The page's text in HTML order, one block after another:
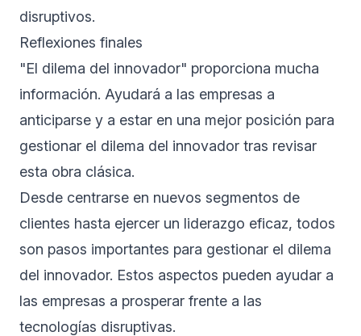
disruptivos.
Reflexiones finales
"El dilema del innovador" proporciona mucha
información. Ayudará a las empresas a
anticiparse y a estar en una mejor posición para
gestionar el dilema del innovador tras revisar
esta obra clásica.
Desde centrarse en nuevos segmentos de
clientes hasta ejercer un liderazgo eficaz, todos
son pasos importantes para gestionar el dilema
del innovador. Estos aspectos pueden ayudar a
las empresas a prosperar frente a las
tecnologías disruptivas.